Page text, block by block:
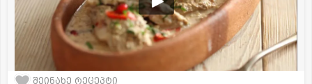
შეინახე რეცეპტი